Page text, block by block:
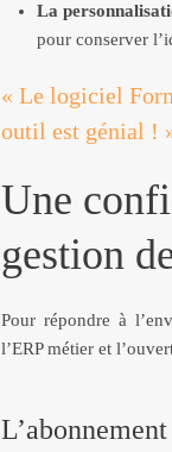
La
pour conserver
« Le logiciel
outil est génial !
Une
gestion
Pour répondre à
l’ERP métier et